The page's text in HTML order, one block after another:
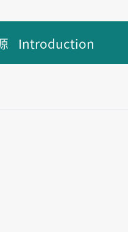
Introduction